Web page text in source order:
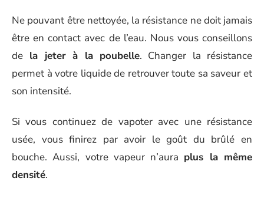
Ne pouvant être nettoyée, la résistance ne doit jamais
être en contact avec de l’eau. Nous vous conseillons
de la jeter à la poubelle. Changer la résistance
permet à votre liquide de retrouver toute sa saveur et
son intensité.
Si vous continuez de vapoter avec une résistance
usée, vous finirez par avoir le goût du brûlé en
bouche. Aussi, votre vapeur n’aura plus la même
densité.